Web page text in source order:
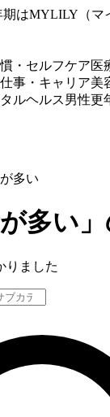
期はMYLILY（マ
・セルフケア医
仕事・キャリア美
ルヘルス男性更
多い
多い
りました